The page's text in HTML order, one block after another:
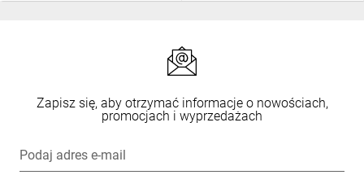
Zapisz się, aby otrzymać informacje o nowościach,
promocjach i wyprzedażach
Podaj adres e-mail